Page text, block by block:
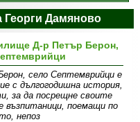
Дамяново
Д-р Петър Берон,
село Септемврийци е
с дългогодишна история,
за да посрещне своите
възпитаници, поемащи по
непоз